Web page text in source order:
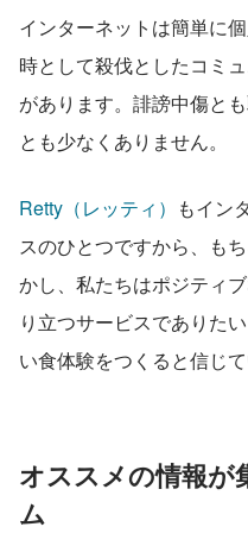
インターネットは簡単に
時として殺伐としたコミ
があります。誹謗中傷と
とも少なくありません。
Retty（レッティ） もイン
スのひとつですから、も
かし、私たちはポジティ
り立つサービスでありた
い食体験をつくると信じて
オススメの情報が
ム